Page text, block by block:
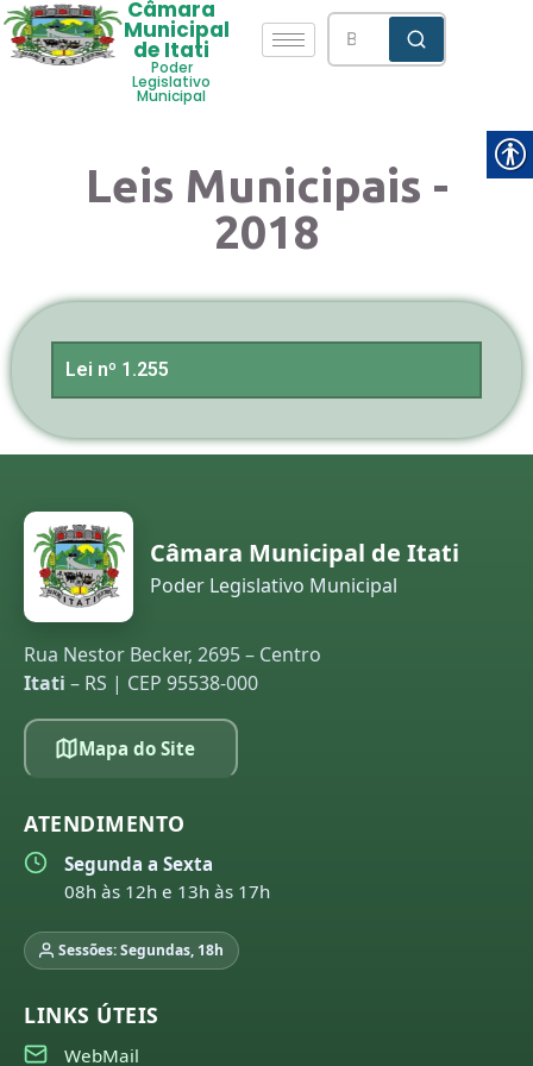
Câmara
Municipal
de Itati
Poder
Legislativo
Municipal
Leis Municipais -
2018
Lei nº 1.255
Câmara Municipal de Itati
Poder Legislativo Municipal
Rua Nestor Becker, 2695 – Centro
Itati – RS | CEP 95538-000
Mapa do Site
ATENDIMENTO
Segunda a Sexta
08h às 12h e 13h às 17h
Sessões: Segundas, 18h
LINKS ÚTEIS
WebMail